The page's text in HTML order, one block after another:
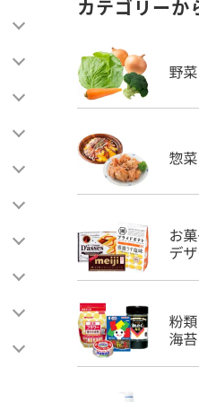
カテゴリーか